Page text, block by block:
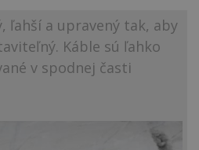
ľahší a upravený tak, aby
Káble sú ľahko
v spodnej časti